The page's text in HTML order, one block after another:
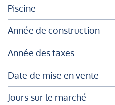
Piscine
Année de construction
Année des taxes
Date de mise en vente
Jours sur le marché